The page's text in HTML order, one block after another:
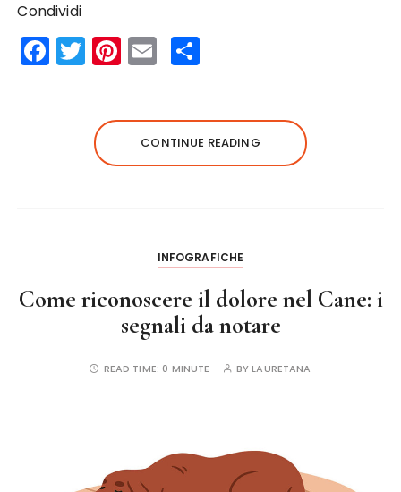
Condividi
F
a
T
w
te
r
Pi
n
re
st
E
m
l re
CONTINUE READING
INFOGRAFICHE
Come riconoscere il dolore nel Cane: i
segnali da notare
READ TIME: 0 MINUTE BYLAURETANA